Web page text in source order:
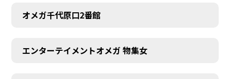
オメガ千代原口2番館
エンターテイメントオメガ 物集女